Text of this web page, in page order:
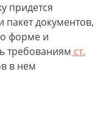
придется
пакет документов,
форме и
требованиям ст.
в нем